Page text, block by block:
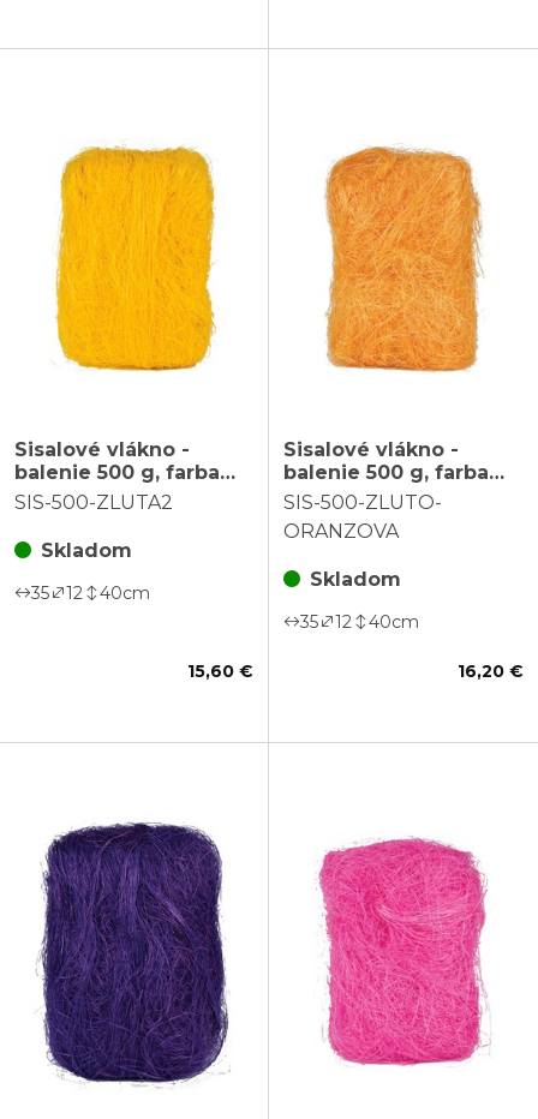
Sisalové vlákno -
balenie 500 g, farba
žltá
SIS-500-ZLUTA2
Skladom
35 12 40cm
15,60 €
Sisalové vlákno -
balenie 500 g, farba
žlto-oranžová
SIS-500-ZLUTO-
ORANZOVA
Skladom
35 12 40cm
16,20 €